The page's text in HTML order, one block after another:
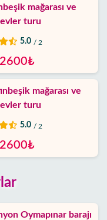
mağarası ve
turu
5.0 / 2
2600₺
mağarası ve
turu
5.0 / 2
2600₺
Oymapınar barajı